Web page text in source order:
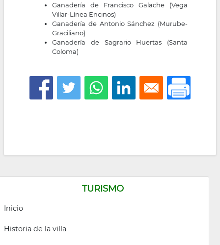
TURISMO
Inicio
Historia de la villa
Ganadería de Francisco Galache (Vega
Villar-Línea Encinos)
Ganadería de Antonio Sánchez (Murube-
Graciliano)
Ganadería de Sagrario Huertas (Santa
Coloma)